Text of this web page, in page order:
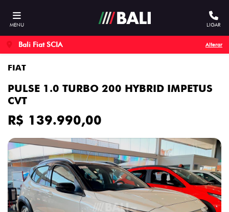
MENU LIGAR
Bali Fiat SCIA Alterar
FIAT
PULSE 1.0 TURBO 200 HYBRID IMPETUS
CVT
R$ 139.990,00